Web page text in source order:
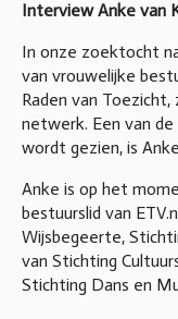
Interview Anke van
In onze zoektocht
van vrouwelijke
Raden van Toezicht,
netwerk. Een van
wordt gezien, is
Anke is op het
bestuurslid van
Wijsbegeerte,
van Stichting
Stichting Dans en